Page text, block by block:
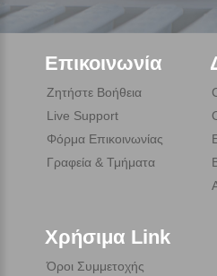
Επικοινωνία
Ζητήστε Βοήθεια
Live Support
Φόρμα Επικοινωνίας
Γραφεία & Τμήματα
Χρήσιμα Link
Όροι Συμμετοχής